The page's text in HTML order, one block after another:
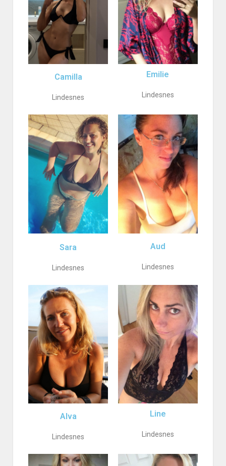
Camilla
Lindesnes
Emilie
Lindesnes
Sara
Lindesnes
Aud
Lindesnes
Alva
Lindesnes
Line
Lindesnes